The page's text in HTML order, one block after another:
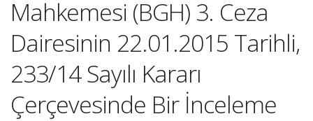
Mahkemesi (BGH) 3. Ceza
Dairesinin 22.01.2015 Tarihli,
233/14 Sayılı Kararı
Çerçevesinde Bir İnceleme